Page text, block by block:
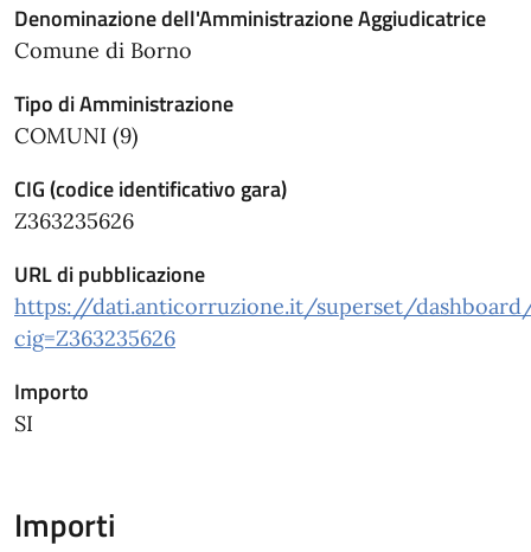
Denominazione dell'Amministrazione Aggiudicatrice
Comune di Borno
Tipo di Amministrazione
COMUNI (9)
CIG (codice identificativo gara)
Z363235626
URL di pubblicazione
https://dati.anticorruzione.it/superset/
cig=Z363235626
Importo
SI
Importi